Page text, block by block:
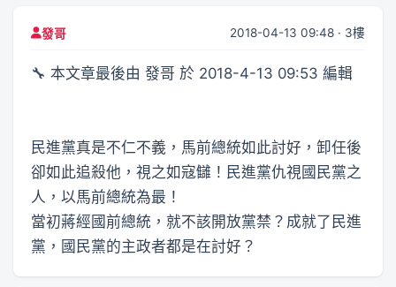
發哥 2018-04-13 09:48 · 3樓
🔧 本文章最後由 發哥 於 2018-4-13 09:53 編輯
民進黨真是不仁不義，馬前總統如此討好，卸任後
卻如此追殺他，視之如寇讎！民進黨仇視國民黨之
人，以馬前總統為最！
當初蔣經國前總統，就不該開放黨禁？成就了民進
黨，國民黨的主政者都是在討好？